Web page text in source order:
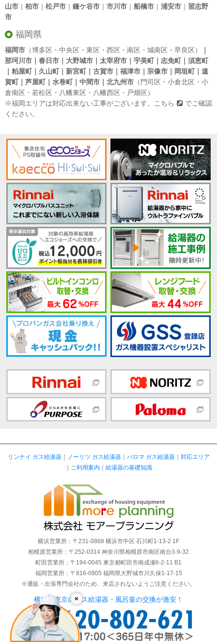
山市 ｜ 柏市 ｜ 松戸市 ｜ 鎌ケ谷市 ｜ 市川市 ｜ 船橋市 ｜ 浦安市 ｜ 習志野
市
福岡県
福岡市 （博多区・中央区・東区・西区・南区・城南区・早良区）
那珂川市｜春日市｜大野城市｜太宰府市｜宇美町｜志免町｜須恵町
｜粕屋町｜久山町｜新宮町｜古賀市｜福津市｜宗像市｜岡垣町｜遠
賀町｜芦屋町｜水巻町｜中間市｜北九州市 （門司区・小倉北区・小
倉南区・若松区・八幡東区・八幡西区・戸畑区）
※福岡エリアは対応出来ない工事がございます。
こちら
でご確認
ください。
×
リンナイ ガス給湯器｜ ノーリツ ガス給湯器｜ パロマ ガス給湯器｜ 対応エリア
ご利用案内 給湯器の基礎知識
横浜営業所：〒231-0868 横浜市中区 石川町1-13-2 1F
相模原営業所：〒252-0314 神奈川県相模原市南区南台3-9-32
町田営業所：〒194-0045 東京都町田市南成瀬6-2-11 B1
福岡営業所：〒816-0905 福岡県大野城市川久保1-17-15
※通販・出張専門会社のため、来店されないようご注意ください。
横浜・東京のガス給湯器・風呂釜の交換が激安！